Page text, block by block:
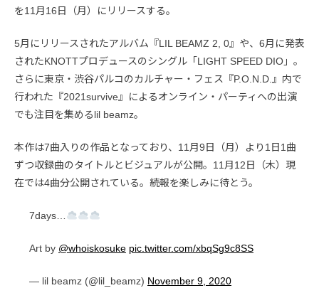
を11月16日（月）にリリースする。
5月にリリースされたアルバム『LIL BEAMZ 2, 0』や、6月に発表
されたKNOTTプロデュースのシングル「LIGHT SPEED DIO」。
さらに東京・渋谷パルコのカルチャー・フェス『P.O.N.D.』内で
行われた『2021survive』によるオンライン・パーティへの出演
でも注目を集めるlil beamz。
本作は7曲入りの作品となっており、11月9日（月）より1日1曲
ずつ収録曲のタイトルとビジュアルが公開。11月12日（木）現
在では4曲分公開されている。続報を楽しみに待とう。
7days…
Art by @whoiskosuke pic.twitter.com/xbqSg9c8SS
— lil beamz (@lil_beamz) November 9, 2020